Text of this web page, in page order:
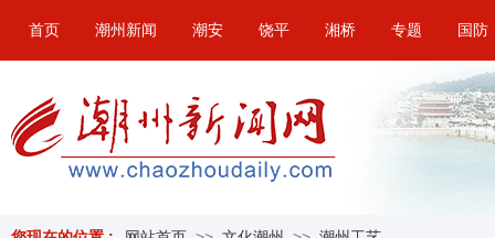
首页 潮州新闻 潮安 饶平 湘桥 专题 国防